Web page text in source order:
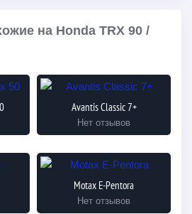
на Honda TRX 90 /
Avantis Classic 7+
Нет отзывов
Motax E-Pentora
Нет отзывов